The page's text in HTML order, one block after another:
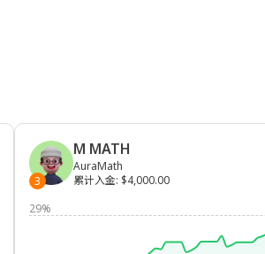
3
M MATH
AuraMath
累计入金: $4,000.00
29%